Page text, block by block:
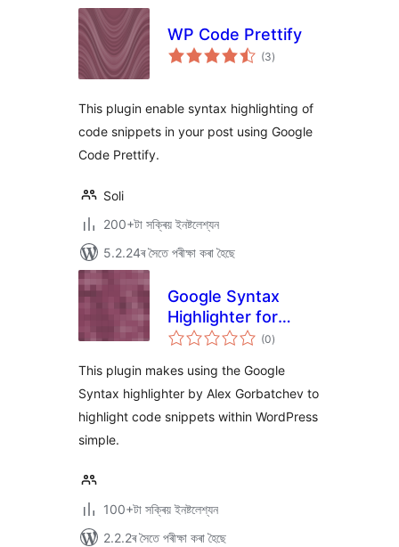
WP Code Prettify
(3টা
মুঠ)
This plugin enable syntax highlighting of
code snippets in your post using Google
Code Prettify.
Soli
200+টা সক্ৰিয় ইনষ্টলেশ্যন
5.2.24ৰ সৈতে পৰীক্ষা কৰা হৈছে
Google Syntax
Highlighter for
WordPress
(0টা
মুঠ)
This plugin makes using the Google
Syntax highlighter by Alex Gorbatchev to
highlight code snippets within WordPress
simple.
100+টা সক্ৰিয় ইনষ্টলেশ্যন
2.2.2ৰ সৈতে পৰীক্ষা কৰা হৈছে